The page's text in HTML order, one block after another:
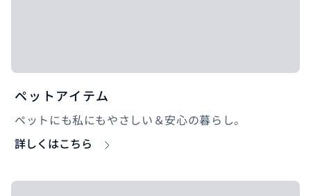
ペットアイテム
ペットにも私にもやさしい＆安心の暮らし。
詳しくはこちら